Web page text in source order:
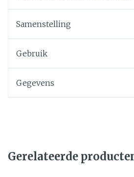
VERMOEIDE STEMBANDEN
Samenstelling
Gebruik
Gegevens
Merken
Gerelateerde